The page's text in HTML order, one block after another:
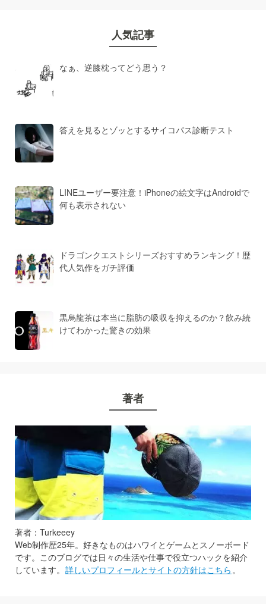
人気記事
なぁ、逆膝枕ってどう思う？
答えを見るとゾッとするサイコパス診断テスト
LINEユーザー要注意！iPhoneの絵文字はAndroidで
何も表示されない
ドラゴンクエストシリーズおすすめランキング！歴
代人気作をガチ評価
黒烏龍茶は本当に脂肪の吸収を抑えるのか？飲み続
けてわかった驚きの効果
著者
著者：Turkeeey
Web制作歴25年。好きなものはハワイとゲームとスノーボード
です。このブログでは日々の生活や仕事で役立つハックを紹介
しています。 詳しいプロフィールとサイトの方針はこちら 。